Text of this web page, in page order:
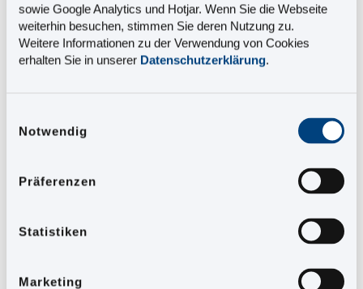
sowie Google Analytics und Hotjar. Wenn Sie die Webseite
weiterhin besuchen, stimmen Sie deren Nutzung zu.
Weitere Informationen zu der Verwendung von Cookies
erhalten Sie in unserer Datenschutzerklärung.
Notwendig
Präferenzen
Statistiken
Marketing
Dieses Fact Sheet verrät Ihnen:
und Hydraulikpläne aus EPLAN in unser
Wie Sie Mechanik und Elektronik verknüpfen
schaffen
direkt über den Schaltplan ermöglichen